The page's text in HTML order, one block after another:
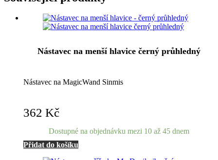
Nástavec na menší hlavice černý průhledný
Nástavec na MagicWand Sinmis
362 Kč
Dostupné na objednávku mezi 10 až 45 dnem
Přidat do košíku